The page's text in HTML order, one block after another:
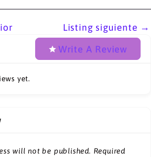
Listing siguiente →
Write A Review
yet.
will not be published. Required